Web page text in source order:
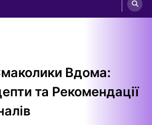
Вдома:
та Рекомендації